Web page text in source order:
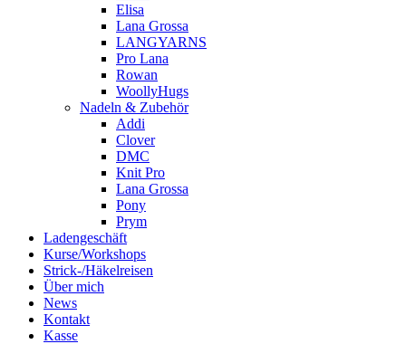
Elisa
Lana Grossa
LANGYARNS
Pro Lana
Rowan
WoollyHugs
Nadeln & Zubehör
Addi
Clover
DMC
Knit Pro
Lana Grossa
Pony
Prym
Ladengeschäft
Kurse/Workshops
Strick-/Häkelreisen
Über mich
News
Kontakt
Kasse